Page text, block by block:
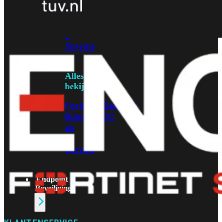
Protection
Protection
a
Service
Alles
bekijken
FortiCare Security
Bundels
SOC
as
Service
Endpoint
Beveiliging